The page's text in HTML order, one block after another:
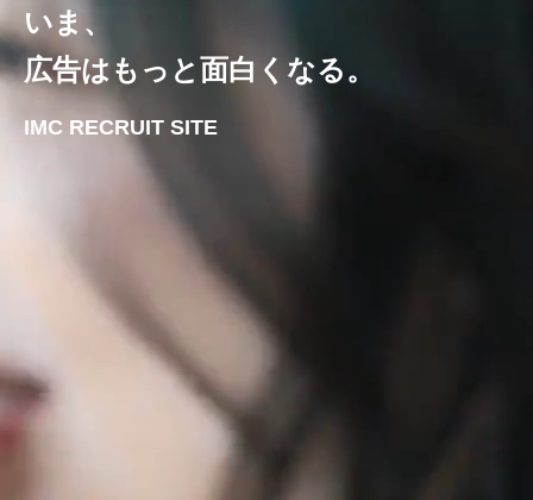
いま、
広告はもっと面白くなる。
IMC RECRUIT SITE